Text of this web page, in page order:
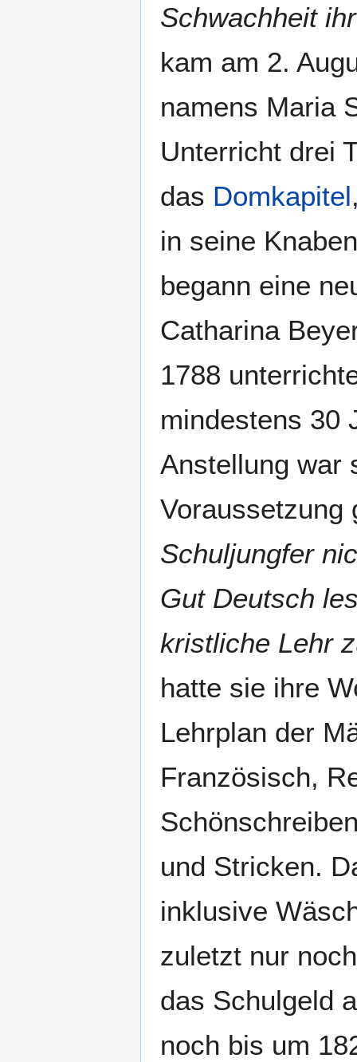
Schwachheit
kam am 2.
namens Maria
Unterricht drei
das Domkapitel
in seine
begann eine
Catharina
1788
mindestens 30
Anstellung war
Schuljungfer
Gut Deutsch
kristliche Lehr
hatte sie ihre
Lehrplan der
Französisch,
und Stricken.
inklusive
zuletzt nur
das Schulgeld
noch bis um